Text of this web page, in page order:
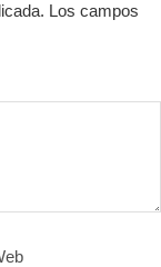
Los campos